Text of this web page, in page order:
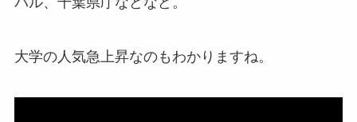
大学の人気急上昇なのもわかりますね。